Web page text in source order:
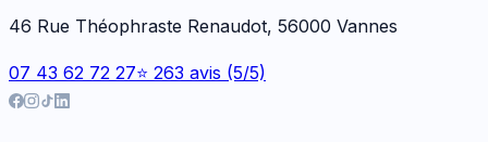
46 Rue Théophraste Renaudot, 56000 Vannes
07 43 62 72 27⭐ 263 avis (5/5)